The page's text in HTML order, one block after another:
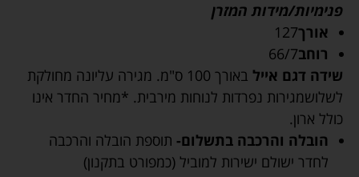
פנימיות/מידות המזרן
אורך127
רוחב66/7
שידה דגם אייל
באורך 100 ס"מ. מגירה עליונה מחולקת
לשלושמגירות נפרדות לנוחות מירבית. *מחיר החדר אינו
כולל ארון.
הובלה והרכבה בתשלום- תוספת הובלה והרכבה
לחדר ישולם ישירות למוביל (כמפורט בתקנון)